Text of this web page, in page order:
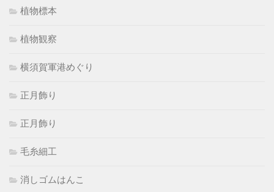
植物標本
植物観察
横須賀軍港めぐり
正月飾り
正月飾り
毛糸細工
消しゴムはんこ